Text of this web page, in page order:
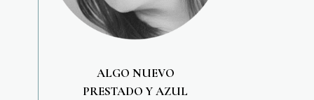
ALGO NUEVO
PRESTADO Y AZUL